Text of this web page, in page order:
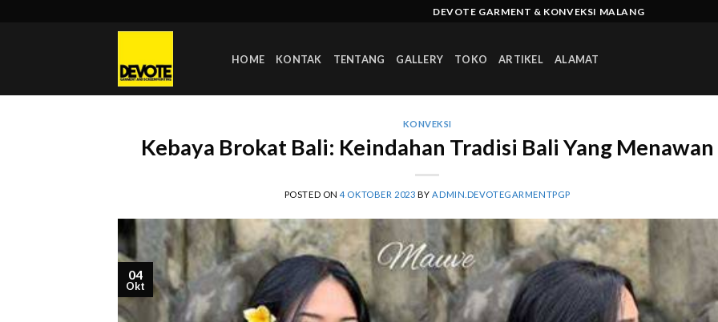
DEVOTE GARMENT & KONVEKSI MALANG
HOME KONTAK TENTANG GALLERY TOKO ARTIKEL ALAMAT
KONVEKSI
Kebaya Brokat Bali: Keindahan Tradisi Bali Yang Menawan
POSTED ON4 OKTOBER 2023 BY ADMIN.DEVOTEGARMENTPGP
04
Okt